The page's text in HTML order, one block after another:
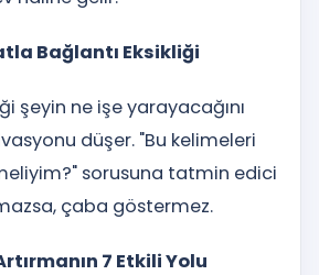
Bağlantı Eksikliği
şeyin ne işe yarayacağını
düşer. "Bu kelimeleri
sorusuna tatmin edici
çaba göstermez.
7 Etkili Yolu